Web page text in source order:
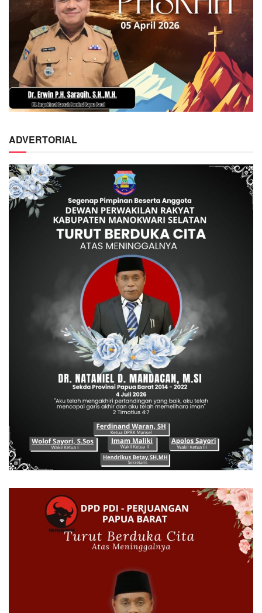
ADVERTORIAL